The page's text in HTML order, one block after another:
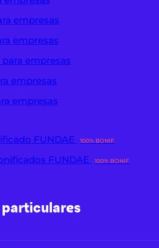
empresas
empresas
empresas
empresas
empresas
FUNDAE 100% BONIF.
FUNDAE 100% BONIF.
particulares